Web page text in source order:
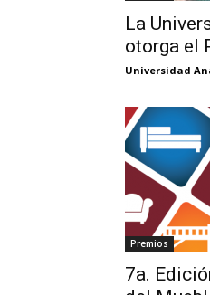
La
otorga el
Universidad
Premios
7a.